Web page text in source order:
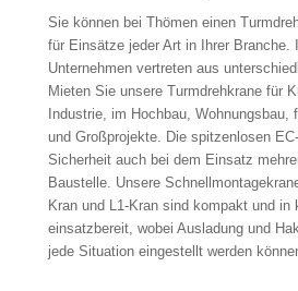
Sie können bei Thömen einen
für Einsätze jeder Art in Ihrer Branche.
Unternehmen vertreten aus
Mieten Sie unsere Turmdrehkrane für
Industrie, im Hochbau, Wohnungsbau,
und Großprojekte. Die spitzenlosen
Sicherheit auch bei dem Einsatz
Baustelle. Unsere
Kran und L1-Kran sind kompakt und in
einsatzbereit, wobei Ausladung und
jede Situation eingestellt werden